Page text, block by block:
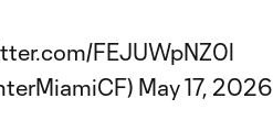
FEJUWpNZ0l
May 17, 2026